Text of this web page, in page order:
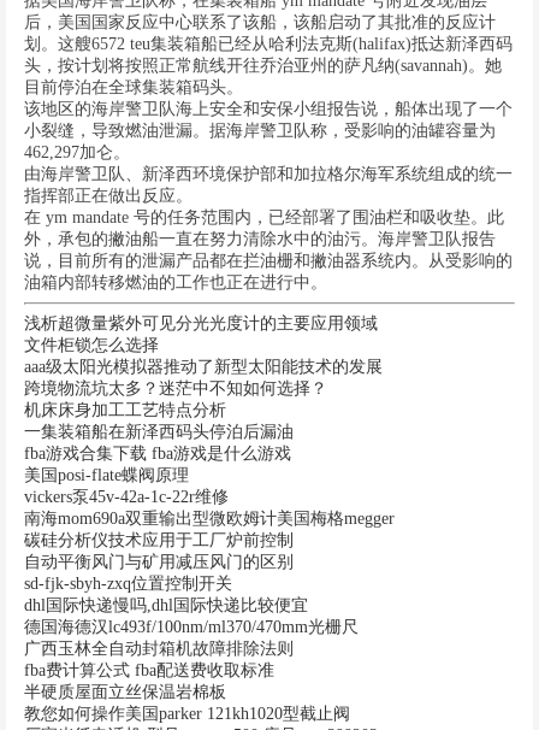
后，美国国家反应中心联系了该船，该船启动了其批准的反应计
划。这艘6572 teu集装箱船已经从哈利法克斯(halifax)抵达新泽西码
头，按计划将按照正常航线开往乔治亚州的萨凡纳(savannah)。她
目前停泊在全球集装箱码头。
该地区的海岸警卫队海上安全和安保小组报告说，船体出现了一个
小裂缝，导致燃油泄漏。据海岸警卫队称，受影响的油罐容量为
462,297加仑。
由海岸警卫队、新泽西环境保护部和加拉格尔海军系统组成的统一
指挥部正在做出反应。
在 ym mandate 号的任务范围内，已经部署了围油栏和吸收垫。此
外，承包的撇油船一直在努力清除水中的油污。海岸警卫队报告
说，目前所有的泄漏产品都在拦油栅和撇油器系统内。从受影响的
油箱内部转移燃油的工作也正在进行中。
浅析超微量紫外可见分光光度计的主要应用领域
文件柜锁怎么选择
aaa级太阳光模拟器推动了新型太阳能技术的发展
跨境物流坑太多？迷茫中不知如何选择？
机床床身加工工艺特点分析
一集装箱船在新泽西码头停泊后漏油
fba游戏合集下载 fba游戏是什么游戏
美国posi-flate蝶阀原理
vickers泵45v-42a-1c-22r维修
南海mom690a双重输出型微欧姆计美国梅格megger
碳硅分析仪技术应用于工厂炉前控制
自动平衡风门与矿用减压风门的区别
sd-fjk-sbyh-zxq位置控制开关
dhl国际快递慢吗,dhl国际快递比较便宜
德国海德汉lc493f/100nm/ml370/470mm光栅尺
广西玉林全自动封箱机故障排除法则
fba费计算公式 fba配送费收取标准
半硬质屋面立丝保温岩棉板
教您如何操作美国parker 121kh1020型截止阀